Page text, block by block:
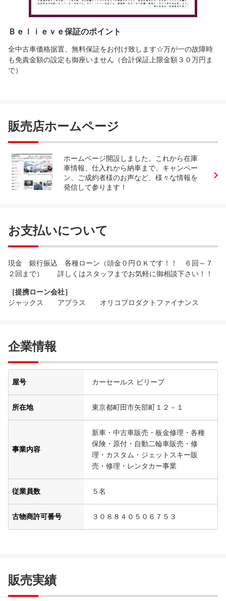
Ｂｅｌｉｅｖｅ保証のポイント
全中古車価格据置、無料保証をお付け致します☆万が一の故障時
も免責金額の設定も御座いません（合計保証上限金額３０万円ま
で）
販売店ホームページ
ホームページ開設しました。これから在庫
車情報、仕入れから納車まで、キャンペー
ン、ご成約者様のお声など、様々な情報を
発信して参ります！
お支払いについて
現金 銀行振込 各種ローン（頭金０円ＯＫです！！ ６回～７
２回まで） 詳しくはスタッフまでお気軽に御相談下さい！！
［提携ローン会社］
ジャックス アプラス オリコプロダクトファイナンス
企業情報
屋号 カーセールス ビリーブ
所在地 東京都町田市矢部町１２－１
事業内容
新車・中古車販売・板金修理・各種
保険・原付・自動二輪車販売・修
理・カスタム・ジェットスキー販
売・修理・レンタカー事業
従業員数 ５名
古物商許可番号 ３０８８４０５０６７５３
販売実績